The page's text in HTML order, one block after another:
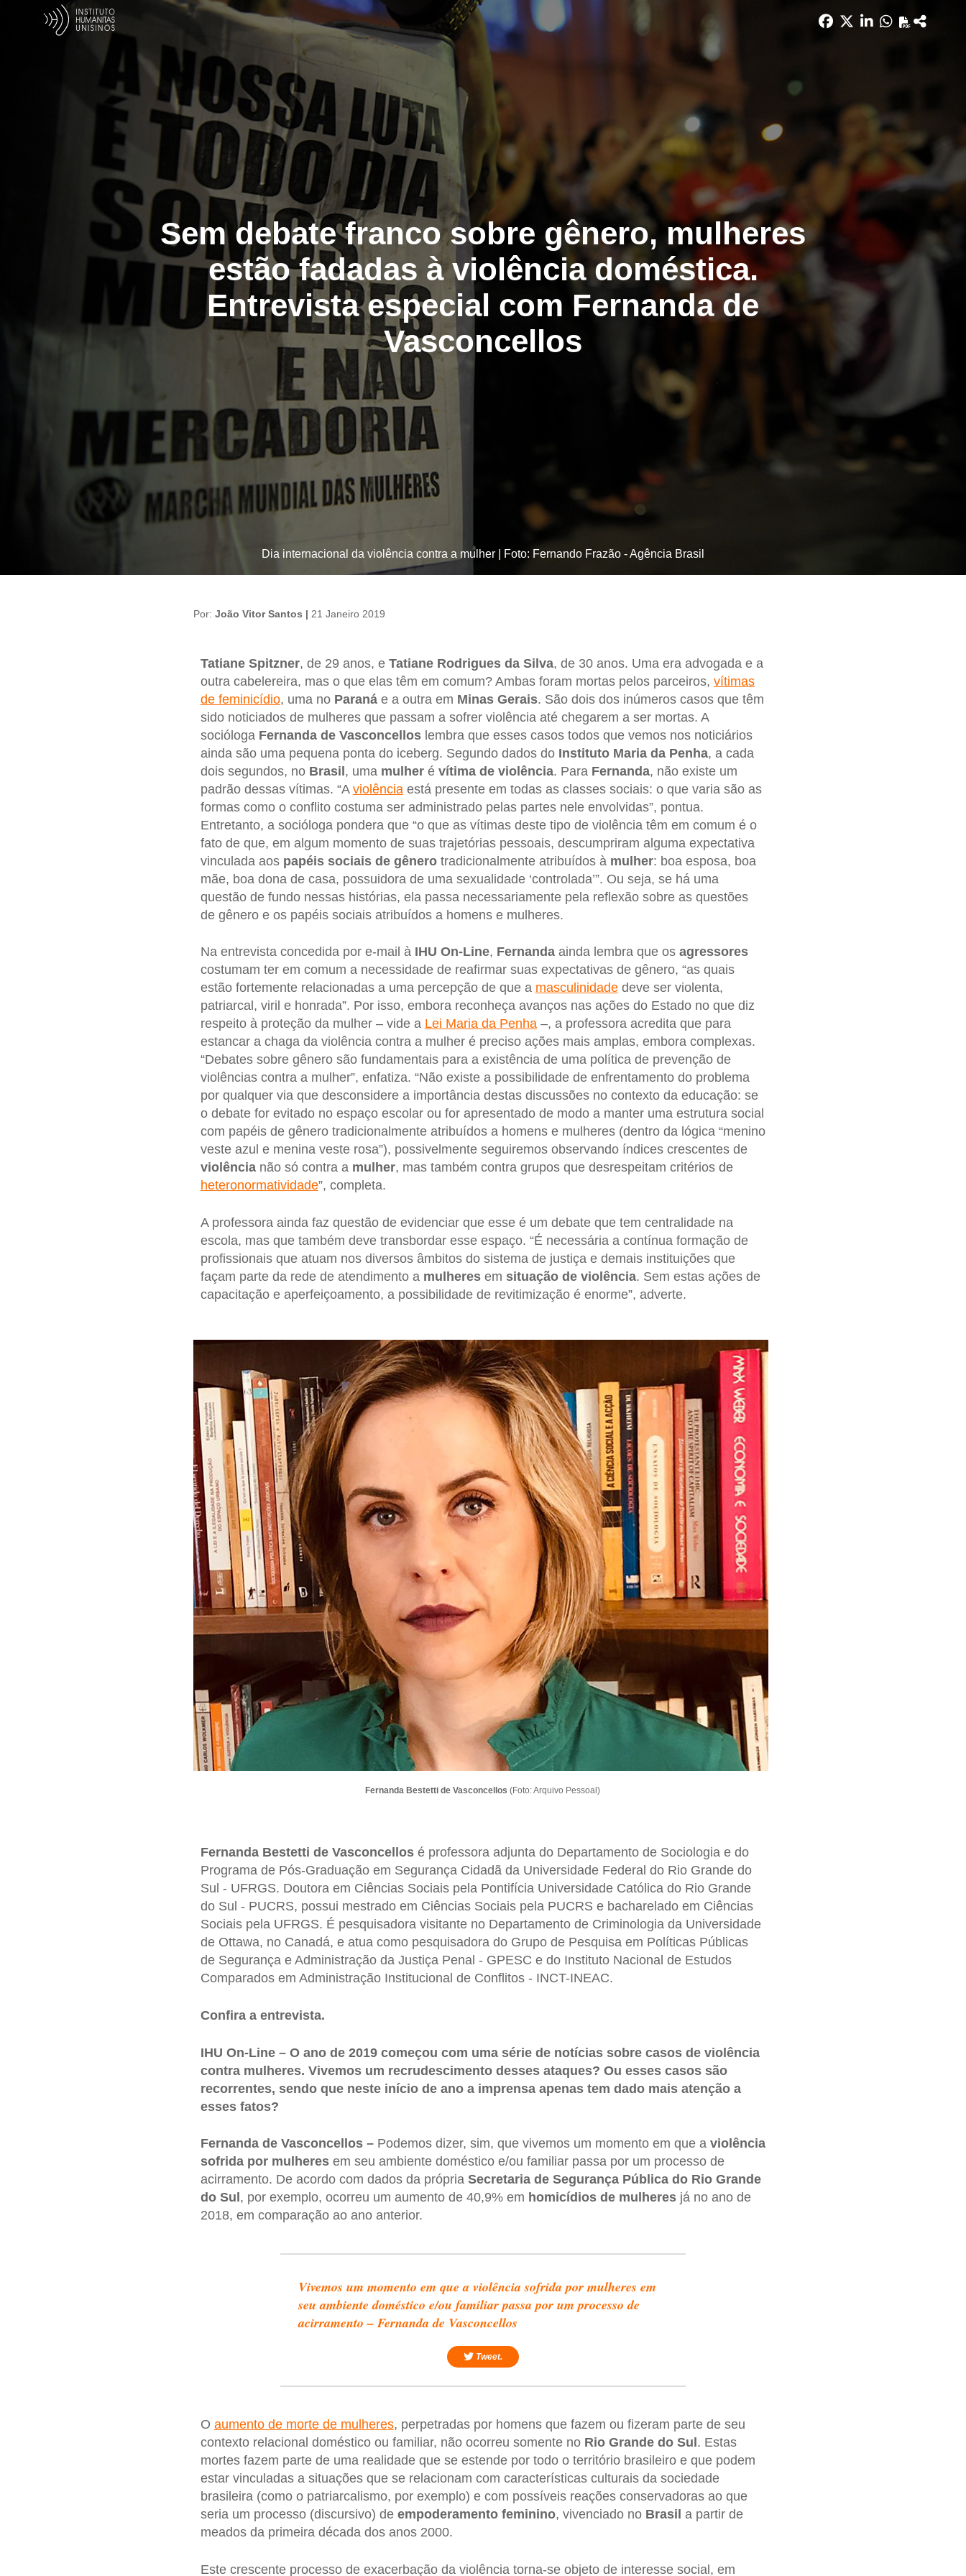
Sem debate franco sobre gênero, mulheres
estão fadadas à violência doméstica.
Entrevista especial com Fernanda de
Vasconcellos
Dia internacional da violência contra a mulher | Foto: Fernando Frazão - Agência Brasil
Por: João Vitor Santos | 21 Janeiro 2019
Tatiane Spitzner, de 29 anos, eTatiane Rodrigues da Silva, de 30 anos. Uma era advogada e a
outra cabelereira, mas o que elas têm em comum? Ambas foram mortas pelos parceiros, vítimas
de feminicídio, uma no Paranáe a outra em Minas Gerais. São dois dos inúmeros casos que têm
sido noticiados de mulheres que passam a sofrer violência até chegarem a ser mortas. A
socióloga Fernanda de Vasconcelloslembra que esses casos todos que vemos nos noticiários
ainda são uma pequena ponta do iceberg. Segundo dados doInstituto Maria da Penha, a cada
dois segundos, no Brasil, uma mulheré vítima de violência. Para Fernanda, não existe um
padrão dessas vítimas. “A violênciaestá presente em todas as classes sociais: o que varia são as
formas como o conflito costuma ser administrado pelas partes nele envolvidas”, pontua.
Entretanto, a socióloga pondera que “o que as vítimas deste tipo de violência têm em comum é o
fato de que, em algum momento de suas trajetórias pessoais, descumpriram alguma expectativa
vinculada aos papéis sociais de gênerotradicionalmente atribuídos à mulher: boa esposa, boa
mãe, boa dona de casa, possuidora de uma sexualidade ‘controlada’”. Ou seja, se há uma
questão de fundo nessas histórias, ela passa necessariamente pela reflexão sobre as questões
de gênero e os papéis sociais atribuídos a homens e mulheres.
Na entrevista concedida por e-mail àIHU On-Line, Fernandaainda lembra que os agressores
costumam ter em comum a necessidade de reafirmar suas expectativas de gênero, “as quais
estão fortemente relacionadas a uma percepção de que a masculinidadedeve ser violenta,
patriarcal, viril e honrada”. Por isso, embora reconheça avanços nas ações do Estado no que diz
respeito à proteção da mulher – vide a Lei Maria da Penha–, a professora acredita que para
estancar a chaga da violência contra a mulher é preciso ações mais amplas, embora complexas.
“Debates sobre gênero são fundamentais para a existência de uma política de prevenção de
violências contra a mulher”, enfatiza. “Não existe a possibilidade de enfrentamento do problema
por qualquer via que desconsidere a importância destas discussões no contexto da educação: se
o debate for evitado no espaço escolar ou for apresentado de modo a manter uma estrutura social
com papéis de gênero tradicionalmente atribuídos a homens e mulheres (dentro da lógica “menino
veste azul e menina veste rosa”), possivelmente seguiremos observando índices crescentes de
violêncianão só contra a mulher, mas também contra grupos que desrespeitam critérios de
heteronormatividade”, completa.
A professora ainda faz questão de evidenciar que esse é um debate que tem centralidade na
escola, mas que também deve transbordar esse espaço. “É necessária a contínua formação de
profissionais que atuam nos diversos âmbitos do sistema de justiça e demais instituições que
façam parte da rede de atendimento a mulheresem situação de violência. Sem estas ações de
capacitação e aperfeiçoamento, a possibilidade de revitimização é enorme”, adverte.
Fernanda Bestetti de Vasconcellos (Foto: Arquivo Pessoal)
Fernanda Bestetti de Vasconcellosé professora adjunta do Departamento de Sociologia e do
Programa de Pós-Graduação em Segurança Cidadã da Universidade Federal do Rio Grande do
Sul - UFRGS. Doutora em Ciências Sociais pela Pontifícia Universidade Católica do Rio Grande
do Sul - PUCRS, possui mestrado em Ciências Sociais pela PUCRS e bacharelado em Ciências
Sociais pela UFRGS. É pesquisadora visitante no Departamento de Criminologia da Universidade
de Ottawa, no Canadá, e atua como pesquisadora do Grupo de Pesquisa em Políticas Públicas
de Segurança e Administração da Justiça Penal - GPESC e do Instituto Nacional de Estudos
Comparados em Administração Institucional de Conflitos - INCT-INEAC.
Confira a entrevista.
IHU On-Line – O ano de 2019 começou com uma série de notícias sobre casos de violência
contra mulheres. Vivemos um recrudescimento desses ataques? Ou esses casos são
recorrentes, sendo que neste início de ano a imprensa apenas tem dado mais atenção a
esses fatos?
Fernanda de Vasconcellos –Podemos dizer, sim, que vivemos um momento em que a violência
sofrida por mulheresem seu ambiente doméstico e/ou familiar passa por um processo de
acirramento. De acordo com dados da própria Secretaria de Segurança Pública do Rio Grande
do Sul , por exemplo, ocorreu um aumento de 40,9% em homicídios de mulheresjá no ano de
2018, em comparação ao ano anterior.
Vivemos um momento em que a violência sofrida por mulheres em
seu ambiente doméstico e/ou familiar passa por um processo de
acirramento – Fernanda de Vasconcellos
Tweet.
O aumento de morte de mulheres, perpetradas por homens que fazem ou fizeram parte de seu
contexto relacional doméstico ou familiar, não ocorreu somente no Rio Grande do Sul. Estas
mortes fazem parte de uma realidade que se estende por todo o território brasileiro e que podem
estar vinculadas a situações que se relacionam com características culturais da sociedade
brasileira (como o patriarcalismo, por exemplo) e com possíveis reações conservadoras ao que
seria um processo (discursivo) de empoderamento feminino, vivenciado no Brasil a partir de
meados da primeira década dos anos 2000.
Este crescente processo de exacerbação da violência torna-se objeto de interesse social, em